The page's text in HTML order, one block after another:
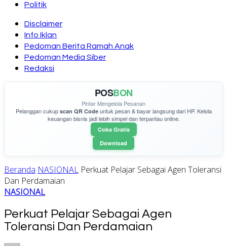
Politik
Disclaimer
Info Iklan
Pedoman Berita Ramah Anak
Pedoman Media Siber
Redaksi
POSBON
Pintar Mengelola Pesanan
Pelanggan cukup scan QR Codeuntuk pesan & bayar langsung dari HP. Kelola
keuangan bisnis jadi lebih simpel dan terpantau online.
Coba Gratis
Download
Beranda NASIONAL Perkuat Pelajar Sebagai Agen Toleransi
Dan Perdamaian
NASIONAL
Perkuat Pelajar Sebagai Agen
Toleransi Dan Perdamaian